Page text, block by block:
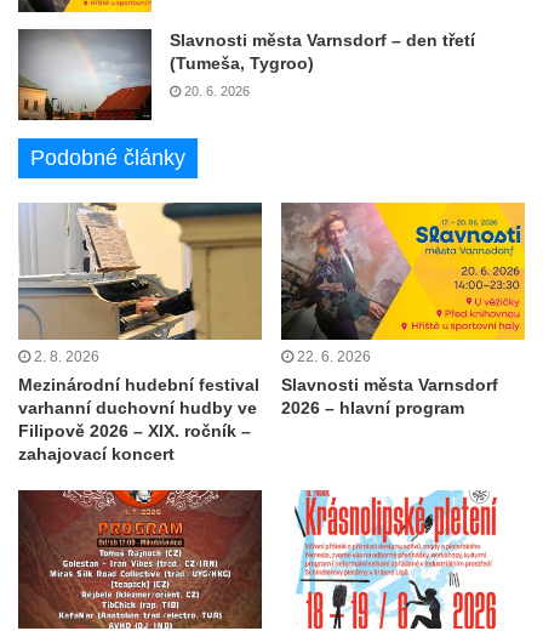
Slavnosti města Varnsdorf – den třetí
(Tumeša, Tygroo)
20. 6. 2026
Podobné články
2. 8. 2026
Mezinárodní hudební festival
varhanní duchovní hudby ve
Filipově 2026 – XIX. ročník –
zahajovací koncert
22. 6. 2026
Slavnosti města Varnsdorf
2026 – hlavní program